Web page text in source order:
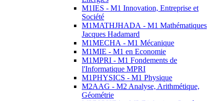
M1IES - M1 Innovation, Entreprise et
Société
M1MATHJHADA - M1 Mathématiques
Jacques Hadamard
M1MECHA - M1 Mécanique
M1MIE - M1 en Economie
M1MPRI - M1 Fondements de
l'Informatique MPRI
M1PHYSICS - M1 Physique
M2AAG - M2 Analyse, Arithmétique,
Géométrie